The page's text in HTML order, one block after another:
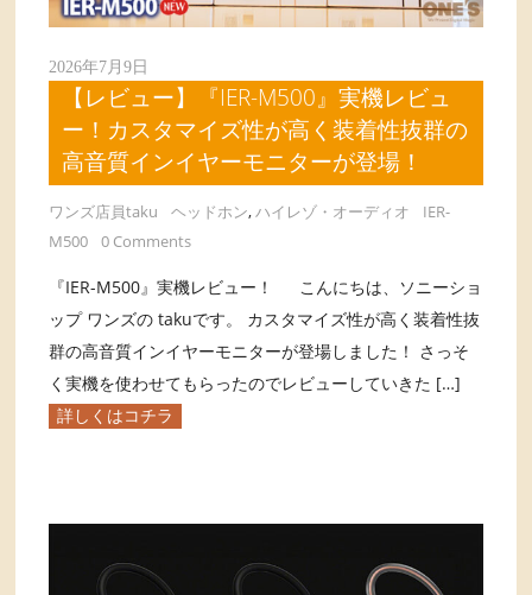
2026年7月9日
【レビュー】『IER-M500』実機レビュ
ー！カスタマイズ性が高く装着性抜群の
高音質インイヤーモニターが登場！
ワンズ店員taku ヘッドホン,ハイレゾ・オーディオ
IER-
M500
0 Comments
『IER-M500』実機レビュー！ こんにちは、ソニーショ
ップ ワンズの takuです。 カスタマイズ性が高く装着性抜
群の高音質インイヤーモニターが登場しました！ さっそ
く実機を使わせてもらったのでレビューしていきた […]
詳しくはコチラ